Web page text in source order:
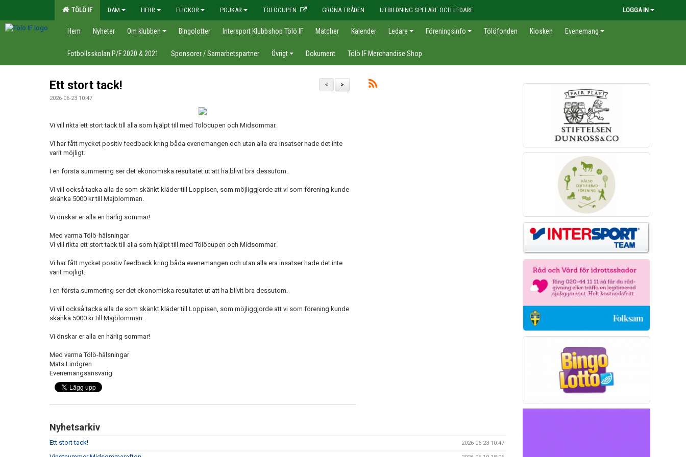
TÖLÖ IF DAM HERR FLICKOR POJKAR TÖLÖCUPEN GRÖNA TRÅDEN UTBILDNING SPELARE OCH LEDARE LOGGA IN
Hem Nyheter Om klubben Bingolotter Intersport Klubbshop Tölö IF Matcher Kalender Ledare Föreningsinfo Tölöfonden Kiosken Evenemang
Fotbollsskolan P/F 2020 & 2021 Sponsorer / Samarbetspartner Övrigt Dokument Tölö IF Merchandise Shop
>
<
Ett stort tack!
2026-06-23 10:47
Vi vill rikta ett stort tack till alla som hjälpt till med Tölöcupen och Midsommar.
Vi har fått mycket positiv feedback kring båda evenemangen och utan alla era insatser hade det inte
varit möjligt.
I en första summering ser det ekonomiska resultatet ut att ha blivit bra dessutom.
Vi vill också tacka alla de som skänkt kläder till Loppisen, som möjliggjorde att vi som förening kunde
skänka 5000 kr till Majblomman.
Vi önskar er alla en härlig sommar!
Med varma Tölö-hälsningar
Vi vill rikta ett stort tack till alla som hjälpt till med Tölöcupen och Midsommar.
Vi har fått mycket positiv feedback kring båda evenemangen och utan alla era insatser hade det inte
varit möjligt.
I en första summering ser det ekonomiska resultatet ut att ha blivit bra dessutom.
Vi vill också tacka alla de som skänkt kläder till Loppisen, som möjliggjorde att vi som förening kunde
skänka 5000 kr till Majblomman.
Vi önskar er alla en härlig sommar!
Med varma Tölö-hälsningar
Mats Lindgren
Evenemangsansvarig
Nyhetsarkiv
Ett stort tack! 2026-06-23 10:47